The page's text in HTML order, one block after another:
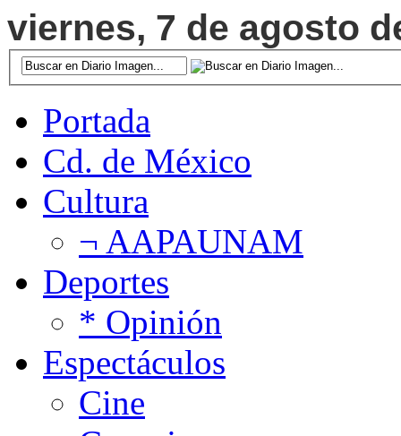
viernes, 7 de agosto
Portada
Cd. de México
Cultura
¬ AAPAUNAM
Deportes
* Opinión
Espectáculos
Cine